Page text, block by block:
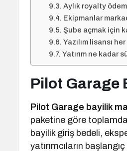
Aylık royalty
Ekipmanlar
Şube açmak için
Yazılım lisansı
Yatırım ne kadar
Pilot Garage
Pilot Garage bayilik
paketine göre
bayilik giriş bedeli,
yatırımcıların